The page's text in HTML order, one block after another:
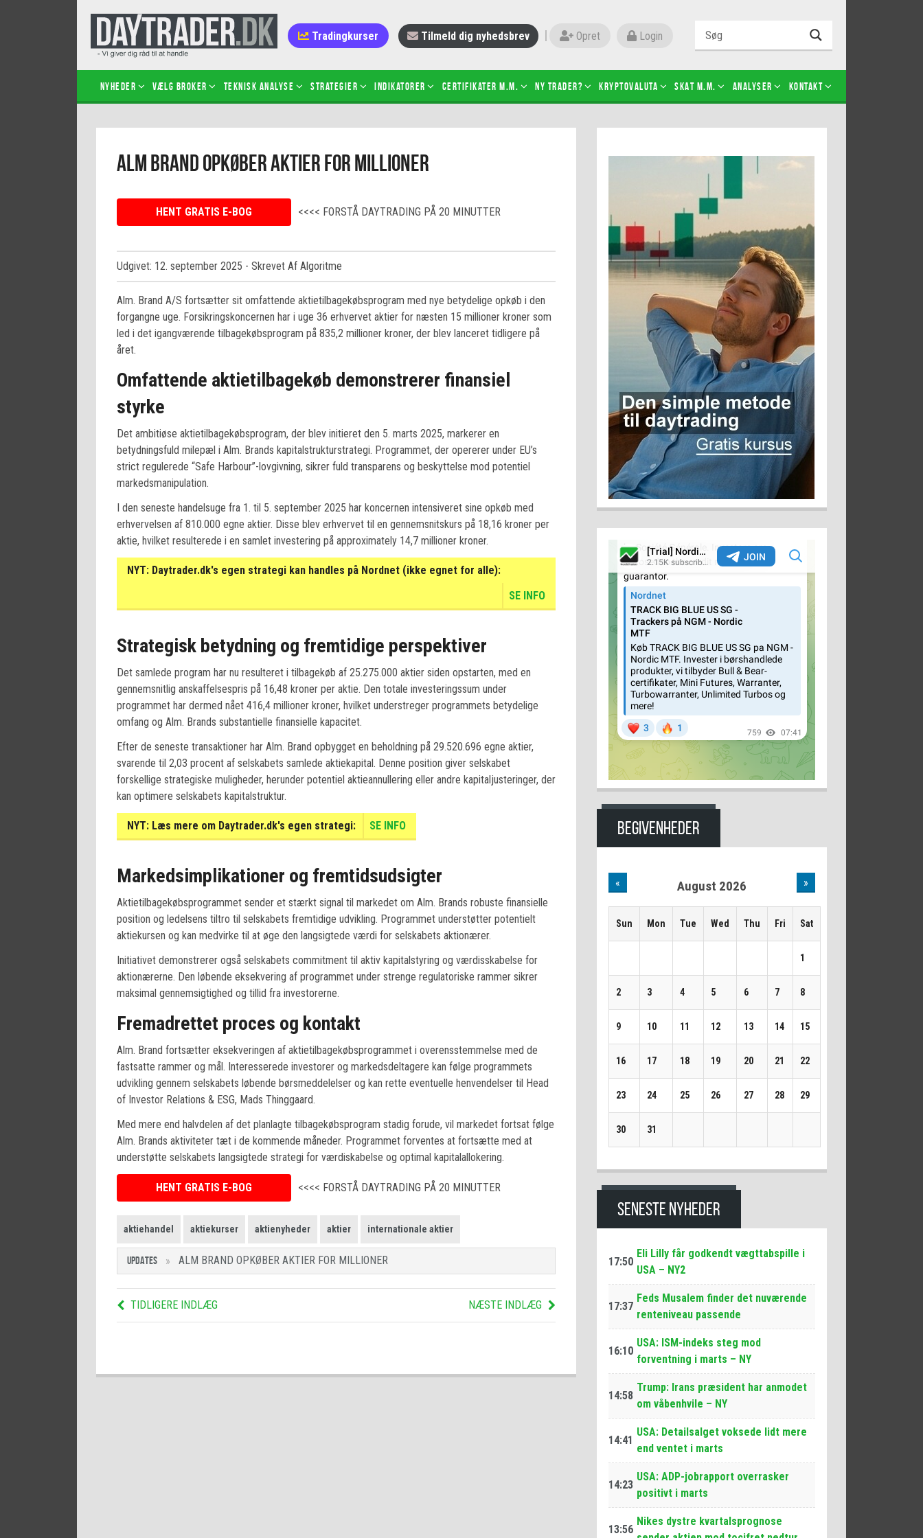
Tradingkurser Tilmeld dig nyhedsbrev Opret Login
Nyheder Vælg broker Teknisk analyse Strategier Indikatorer Certifikater m.m. Ny trader?
Kopiér de bedste tradere og
investorer
Hvad sætter du på spil ved CFD-
handel?
Sådan fungerer BULL & BEAR-
certifikater
Det betyder de nye ESMA-regler
Futures-kontrakter
Kopier Jeppe Kirk Bonde
Kryptovaluta SKAT m.m. Analyser Kontakt
Alm Brand opkøber aktier for millioner
HENT GRATIS E-BOG <<<< FORSTÅ DAYTRADING PÅ 20 MINUTTER
Udgivet: 12. september 2025 - Skrevet Af Algoritme
Alm. Brand A/S fortsætter sit omfattende aktietilbagekøbsprogram med nye betydelige opkøb i den
forgangne uge. Forsikringskoncernen har i uge 36 erhvervet aktier for næsten 15 millioner kroner som
led i det igangværende tilbagekøbsprogram på 835,2 millioner kroner, der blev lanceret tidligere på
året.
Omfattende aktietilbagekøb demonstrerer finansiel
styrke
Det ambitiøse aktietilbagekøbsprogram, der blev initieret den 5. marts 2025, markerer en
betydningsfuld milepæl i Alm. Brands kapitalstrukturstrategi. Programmet, der opererer under EU’s
strict regulerede “Safe Harbour”-lovgivning, sikrer fuld transparens og beskyttelse mod potentiel
markedsmanipulation.
I den seneste handelsuge fra 1. til 5. september 2025 har koncernen intensiveret sine opkøb med
erhvervelsen af 810.000 egne aktier. Disse blev erhvervet til en gennemsnitskurs på 18,16 kroner per
aktie, hvilket resulterede i en samlet investering på approximately 14,7 millioner kroner.
NYT: Daytrader.dk's egen strategi kan handles på Nordnet (ikke egnet for alle):
SE INFO
Strategisk betydning og fremtidige perspektiver
Det samlede program har nu resulteret i tilbagekøb af 25.275.000 aktier siden opstarten, med en
gennemsnitlig anskaffelsespris på 16,48 kroner per aktie. Den totale investeringssum under
programmet har dermed nået 416,4 millioner kroner, hvilket understreger programmets betydelige
omfang og Alm. Brands substantielle finansielle kapacitet.
Efter de seneste transaktioner har Alm. Brand opbygget en beholdning på 29.520.696 egne aktier,
svarende til 2,03 procent af selskabets samlede aktiekapital. Denne position giver selskabet
forskellige strategiske muligheder, herunder potentiel aktieannullering eller andre kapitaljusteringer, der
kan optimere selskabets kapitalstruktur.
NYT: Læs mere om Daytrader.dk's egen strategi: SE INFO
Markedsimplikationer og fremtidsudsigter
Aktietilbagekøbsprogrammet sender et stærkt signal til markedet om Alm. Brands robuste finansielle
position og ledelsens tiltro til selskabets fremtidige udvikling. Programmet understøtter potentielt
aktiekursen og kan medvirke til at øge den langsigtede værdi for selskabets aktionærer.
Initiativet demonstrerer også selskabets commitment til aktiv kapitalstyring og værdisskabelse for
aktionærerne. Den løbende eksekvering af programmet under strenge regulatoriske rammer sikrer
maksimal gennemsigtighed og tillid fra investorerne.
Fremadrettet proces og kontakt
Alm. Brand fortsætter eksekveringen af aktietilbagekøbsprogrammet i overensstemmelse med de
fastsatte rammer og mål. Interesserede investorer og markedsdeltagere kan følge programmets
udvikling gennem selskabets løbende børsmeddelelser og kan rette eventuelle henvendelser til Head
of Investor Relations & ESG, Mads Thinggaard.
Med mere end halvdelen af det planlagte tilbagekøbsprogram stadig forude, vil markedet fortsat følge
Alm. Brands aktiviteter tæt i de kommende måneder. Programmet forventes at fortsætte med at
understøtte selskabets langsigtede strategi for værdiskabelse og optimal kapitalallokering.
HENT GRATIS E-BOG <<<< FORSTÅ DAYTRADING PÅ 20 MINUTTER
aktiehandel aktiekurser aktienyheder aktier internationale aktier
UPDATES ALM BRAND OPKØBER AKTIER FOR MILLIONER
TIDLIGERE INDLÆG NÆSTE INDLÆG
BEGIVENHEDER
« August 2026 »
Sun Mon Tue Wed Thu Fri Sat
1
2 3 4 5 6 7 8
9 10 11 12 13 14 15
16 17 18 19 20 21 22
23 24 25 26 27 28 29
30 31
SENESTE NYHEDER
17:50
Eli Lilly får godkendt vægttabspille i
USA – NY2
17:37
Feds Musalem finder det nuværende
renteniveau passende
16:10
USA: ISM-indeks steg mod
forventning i marts – NY
14:58
Trump: Irans præsident har anmodet
om våbenhvile – NY
14:41
USA: Detailsalget voksede lidt mere
end ventet i marts
14:23
USA: ADP-jobrapport overrasker
positivt i marts
13:56
Nikes dystre kvartalsprognose